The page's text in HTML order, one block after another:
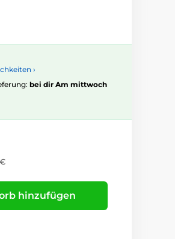
›
bei dir Am mittwoch
hinzufügen